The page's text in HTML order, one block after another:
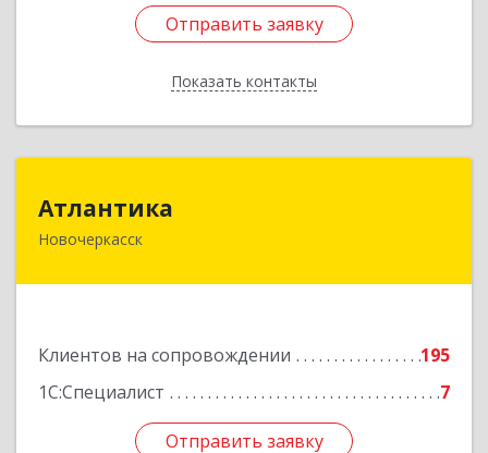
Отправить заявку
Показать контакты
Отправить заявку
Назад
Атлантика
Новочеркасск
Клиентов на сопровождении
195
1С:Специалист
7
Отправить заявку
346428, Ростовская обл, Новочеркасск г,
Отправить заявку